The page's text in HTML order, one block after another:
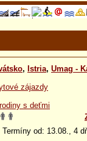
, Istria, Umag -
zájazdy
s deťmi
Termíny od: 13.08., 4